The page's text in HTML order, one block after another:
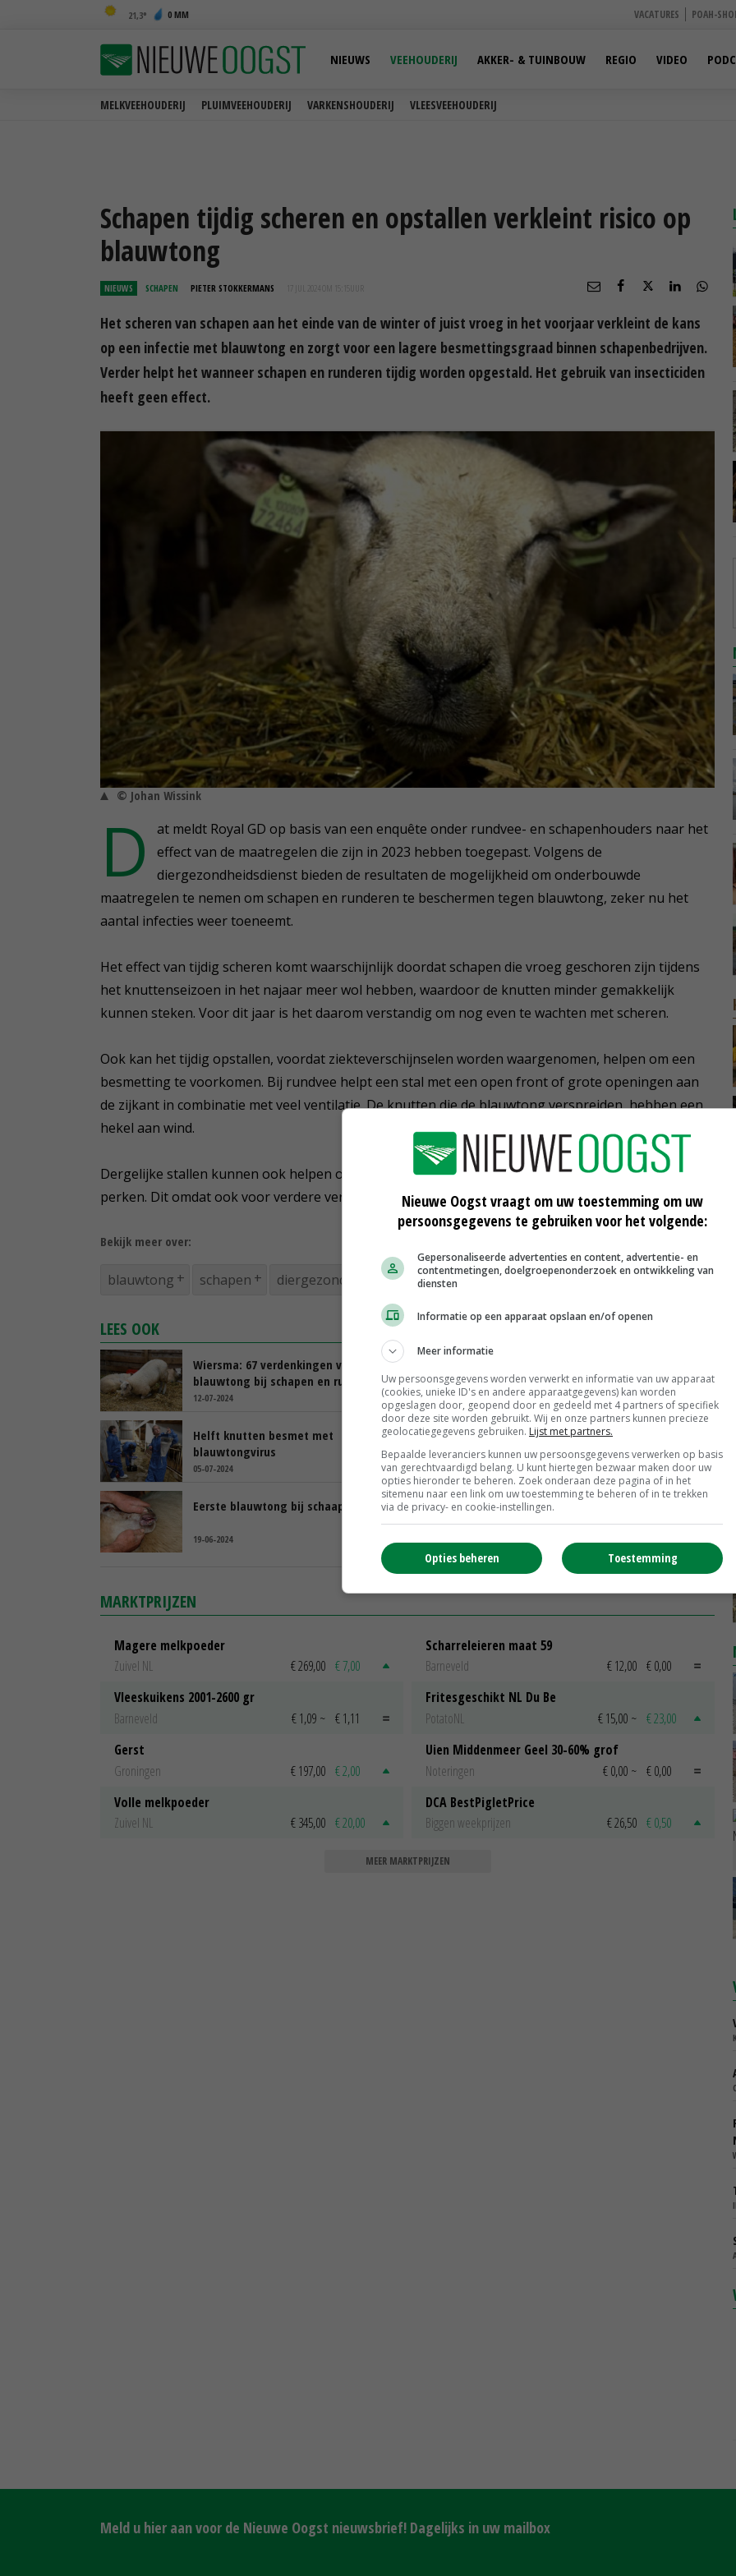
21,3 0 MM VACATURES POAH-
MELKVEEHOUDERIJ PLUIMVEEHOUDERIJ VARKENSHOUDERIJ VLEESVEEHOUDERIJ
NIEUWS VEEHOUDERIJ AKKER- & TUINBOUW REGIO VIDEO
Schapen tijdig scheren en opstallen verkleint risico op
blauwtong
NIEUWS SCHAPEN PIETER STOKKERMANS 17 JUL 2024 OM 15:15
Het scheren van schapen aan het einde van de winter of juist vroeg in het voorjaar verkleint de kans
op een infectie met blauwtong en zorgt voor een lagere besmettingsgraad binnen schapenbedrijven.
Verder helpt het wanneer schapen en runderen tijdig worden opgestald. Het gebruik van insecticiden
heeft geen effect.
© Johan Wissink
D
at meldt Royal GD op basis van een enquête onder rundvee- en schapenhouders naar het
effect van de maatregelen die zijn in 2023 hebben toegepast. Volgens de
diergezondheidsdienst bieden de resultaten de mogelijkheid om onderbouwde
maatregelen te nemen om schapen en runderen te beschermen tegen blauwtong, zeker nu het
aantal infecties weer toeneemt.
Het effect van tijdig scheren komt waarschijnlijk doordat schapen die vroeg geschoren zijn tijdens
het knuttenseizoen in het najaar meer wol hebben, waardoor de knutten minder gemakkelijk
kunnen steken. Voor dit jaar is het daarom verstandig om nog even te wachten met scheren.
Ook kan het tijdig opstallen, voordat ziekteverschijnselen worden waargenomen, helpen om een
besmetting te voorkomen. Bij rundvee helpt een stal met een open front of grote openingen aan
de zijkant in combinatie met veel ventilatie. De knutten die de blauwtong verspreiden, hebben een
hekel aan wind.
Dergelijke stallen kunnen ook helpen om bij een infectie de verdere verspreiding in de koppel in te
perken. Dit omdat ook voor verdere verspreiding knutten noodzakelijk zijn.
Bekijk meer over:
blauwtong schapen diergezondheid rundvee diergezondheid schapen
LEES OOK
Wiersma: 67 verdenkingen van
blauwtong bij schapen en runderen
12-07-2024
neemt snel toe
12-07-2024
Helft knutten besmet met
blauwtongvirus
05-07-2024
Grootste deel schapen gevaccineerd
tegen blauwtong
20-06-2024
Eerste blauwtong bij schaap dit jaar
19-06-2024
Kamerleden: structuur veehouderij
moet op de schop om dierziekten te
14-06-2024
MARKTPRIJZEN
Magere melkpoeder
Zuivel NL
€ 269,00 € 7,00
Vleeskuikens 2001-2600 gr
Barneveld
€ 1,09 ~ € 1,11
Gerst
Groningen
€ 197,00 € 2,00
Volle melkpoeder
Zuivel NL
€ 345,00 € 20,00
Scharreleieren maat 59
Barneveld
€ 12,00 € 0,00
Fritesgeschikt NL Du Be
PotatoNL
€ 15,00 ~ € 23,00
Uien Middenmeer Geel 30-60% grof
Noteringen
€ 0,00 ~ € 0,00
DCA BestPigletPrice
Biggen weekprijzen
€ 26,50 € 0,50
MEER MARKTPRIJZEN
Meld u hier aan voor de Nieuwe Oogst nieuwsbrief! Dagelijks in uw mailbox
Nieuwe Oogst vraagt om uw toestemming om uw
persoonsgegevens te gebruiken voor het volgende:
Gepersonaliseerde advertenties en content, advertentie- en
contentmetingen, doelgroepenonderzoek en ontwikkeling van
diensten
Informatie op een apparaat opslaan en/of openen
Meer informatie
Uw persoonsgegevens worden verwerkt en informatie van uw apparaat
(cookies, unieke ID's en andere apparaatgegevens) kan worden
opgeslagen door, geopend door en gedeeld met 4 partners of specifiek
door deze site worden gebruikt. Wij en onze partners kunnen precieze
geolocatiegegevens gebruiken. Lijst met partners.
Bepaalde leveranciers kunnen uw persoonsgegevens verwerken op basis
van gerechtvaardigd belang. U kunt hiertegen bezwaar maken door uw
opties hieronder te beheren. Zoek onderaan deze pagina of in het
sitemenu naar een link om uw toestemming te beheren of in te trekken
via de privacy- en cookie-instellingen.
Toestemming
Opties beheren